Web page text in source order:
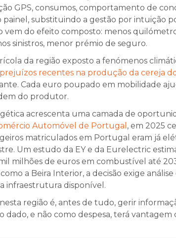
GPS, consumos, comportamento de
substituindo a gestão por intuição
vem do efeito composto: menos
sinistros, menor prémio de seguro.
da região exposto a fenómenos
recentes na produção da cereja
Cada euro poupado em mobilidade
do produtor.
acrescenta uma camada de
Automóvel de Portugal , em 2025
matriculados em Portugal eram já
Um estudo da EY e da Eurelectric
milhões de euros em combustível até
a Beira Interior, a decisão exige
infraestrutura disponível.
região é, antes de tudo, gerir
dado, e não como despesa, terá